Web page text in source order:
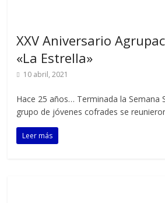
XXV Aniversario
«La Estrella»
10 abril, 2021
Hace 25 años… Terminada la Semana
grupo de jóvenes cofrades se
Leer más